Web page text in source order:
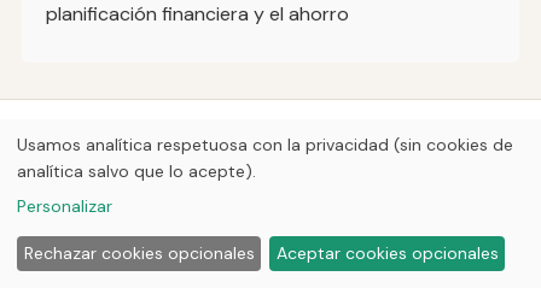
planificación financiera y el ahorro
© 2026 Loner Media
InicioArtículosSobre nosotros
Usamos analítica respetuosa con la privacidad (sin cookies de
analítica salvo que lo acepte).
Personalizar
Rechazar cookies opcionales Aceptar cookies opcionales